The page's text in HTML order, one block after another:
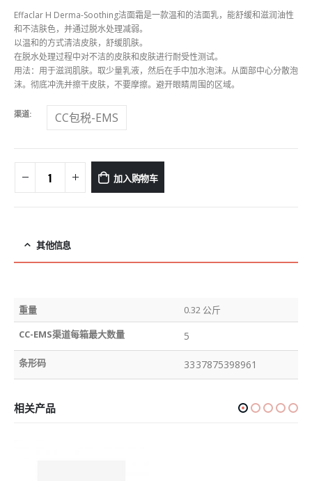
Effaclar H Derma-Soothing洁面霜是一款温和的洁面乳，能舒缓和滋润油性
和不洁肤色，并通过脱水处理减弱。
以温和的方式清洁皮肤，舒缓肌肤。
在脱水处理过程中对不洁的皮肤和皮肤进行耐受性测试。
用法：用于滋润肌肤。取少量乳液，然后在手中加水泡沫。从面部中心分散泡
沫。彻底冲洗并擦干皮肤，不要摩擦。避开眼睛周围的区域。
渠道 CC包税-EMS
加入购物车
其他信息
重量
0.32 公斤
CC-EMS渠道每箱最大数量
5
条形码 3337875398961
相关产品